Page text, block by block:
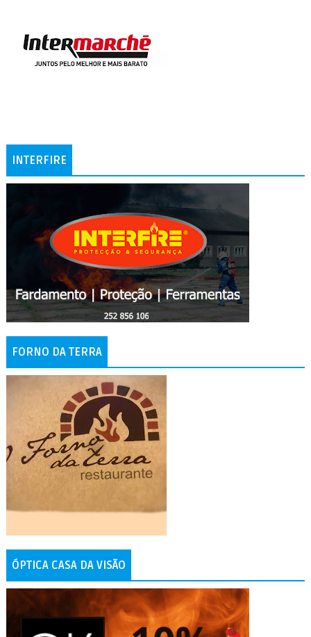
INTERFIRE
FORNO DA TERRA
ÓPTICA CASA DA VISÃO